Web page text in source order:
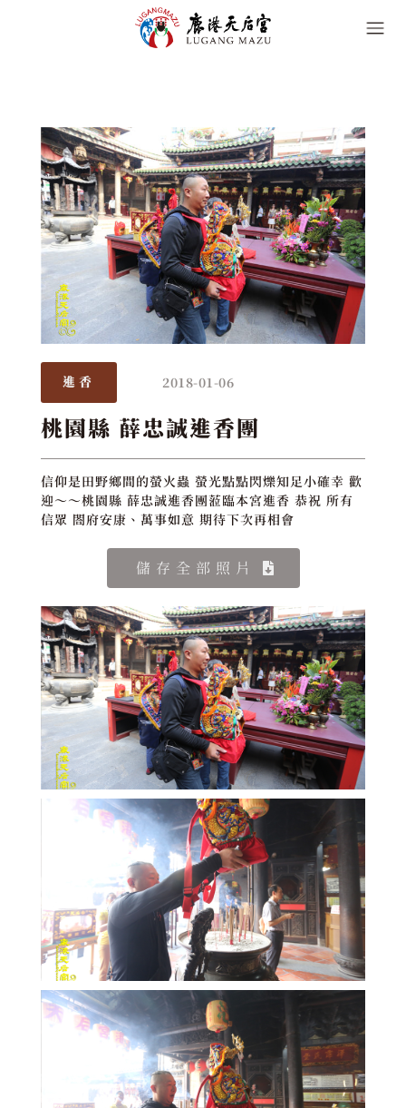
進香 2018-01-06
桃園縣 薛忠誠進香團
信仰是田野鄉間的螢火蟲 螢光點點閃爍知足小確幸 歡
迎～～桃園縣 薛忠誠進香團蒞臨本宮進香 恭祝 所有
信眾 閤府安康、萬事如意 期待下次再相會
儲存全部照片